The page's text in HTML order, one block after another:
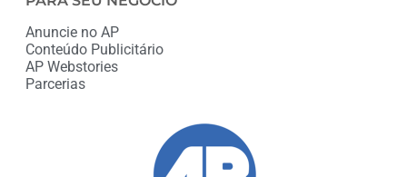
Anuncie no AP
Conteúdo Publicitário
AP Webstories
Parcerias